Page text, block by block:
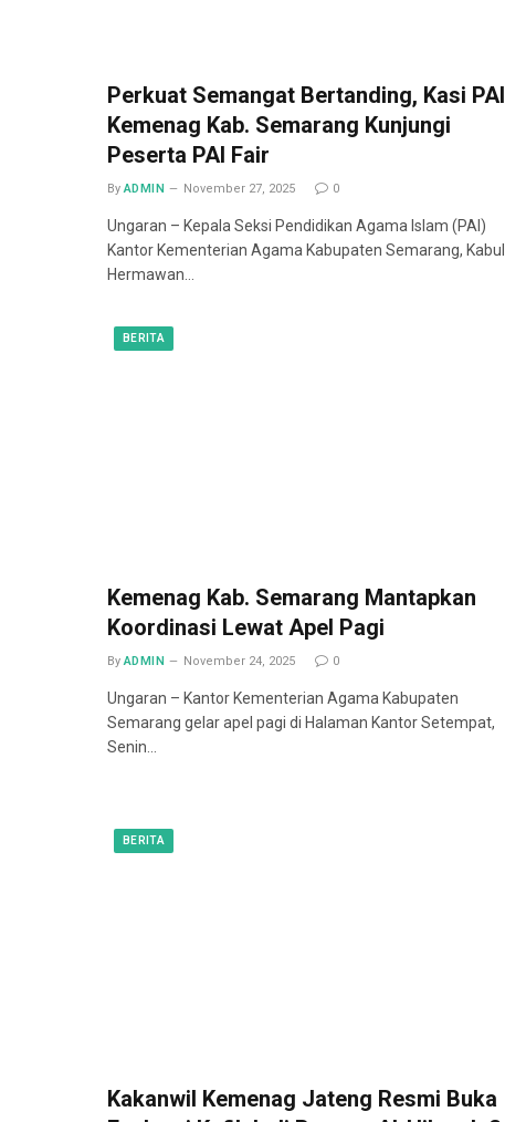
Perkuat Semangat Bertanding, Kasi PAI
Kemenag Kab. Semarang Kunjungi
Peserta PAI Fair
By ADMIN November 27, 2025 0
Ungaran – Kepala Seksi Pendidikan Agama Islam (PAI)
Kantor Kementerian Agama Kabupaten Semarang, Kabul
Hermawan…
BERITA
Kemenag Kab. Semarang Mantapkan
Koordinasi Lewat Apel Pagi
By ADMIN November 24, 2025 0
Ungaran – Kantor Kementerian Agama Kabupaten
Semarang gelar apel pagi di Halaman Kantor Setempat,
Senin…
BERITA
Kakanwil Kemenag Jateng Resmi Buka